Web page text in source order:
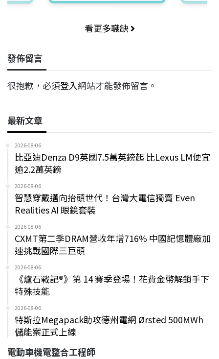
看更多職缺
發佈留言
很抱歉，必須登入網站才能發佈留言。
最新文章
2026-08-06
比亞迪Denza D9英國7.5萬英鎊起 比Lexus LM便宜
逾2.2萬英鎊
2026-08-06
智慧穿戴邁向抬頭世代！台灣大電信獨賣 Even
Realities AI 眼鏡套裝
2026-08-06
CXMT第二季DRAM營收年增716% 中國記憶體廠加
速挑戰國際三巨頭
2026-08-06
《爐石戰記®》第 14 賽季登場！花費金幣解鎖手下
特殊技能
2026-08-06
特斯拉Megapack助攻德州電網 Ørsted 500MWh
儲能案正式上線
電動車機電整合工程師